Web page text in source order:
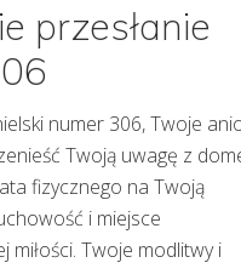
przesłanie
numer 306, Twoje
Twoją uwagę z
fizycznego na Twoją
i miejsce
miłości. Twoje modlitwy i